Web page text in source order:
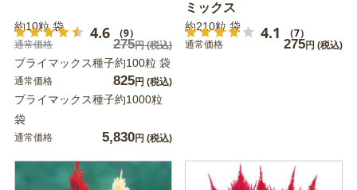
4.6 （9）
約10粒 袋
通常価格 275円(税込)
プライマックス種子約100粒 袋
通常価格 825円 (税込)
プライマックス種子約1000粒
袋
通常価格 5,830円 (税込)
ミックス
4.1 （7）
約210粒 袋
通常価格 275円 (税込)